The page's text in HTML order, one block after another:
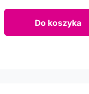
Do koszyka